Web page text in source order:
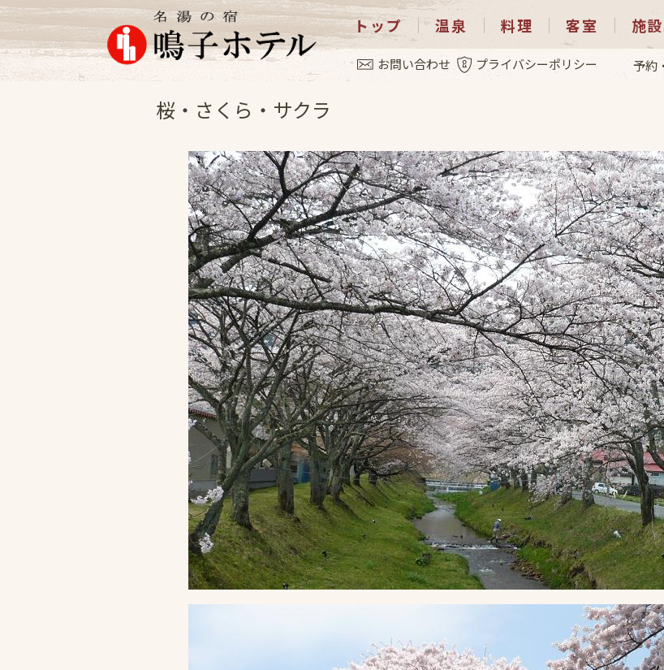
トップ 温泉 料理 客室 施
お問い合わせ プライバシーポリシー 予約
女将日記 2008.5.4
桜・さくら・サクラ